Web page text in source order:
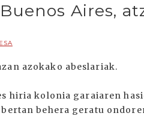
Aires,
azokako abeslariak.
hiria kolonia garaiaren
behera geratu